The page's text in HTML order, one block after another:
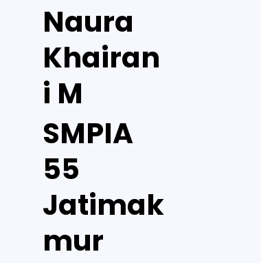
Naura
Khairan
i M
SMPIA
55
Jatimak
mur